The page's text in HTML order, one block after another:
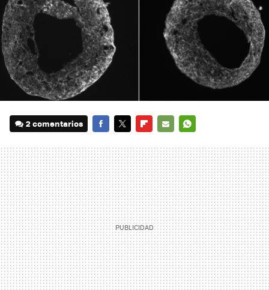
2 comentarios
MAIL